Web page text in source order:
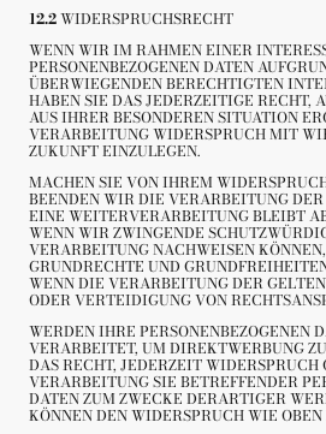
12.2WIDERSPRUCHSRECHT
WENN WIR IM RAHMEN EINER
PERSONENBEZOGENEN DATEN
ÜBERWIEGENDEN BERECHTIGTEN
HABEN SIE DAS JEDERZEITIGE RECHT,
AUS IHRER BESONDEREN SITUATION
VERARBEITUNG WIDERSPRUCH MIT
ZUKUNFT EINZULEGEN.
MACHEN SIE VON IHREM
BEENDEN WIR DIE VERARBEITUNG
EINE WEITERVERARBEITUNG BLEIBT
WENN WIR ZWINGENDE
VERARBEITUNG NACHWEISEN
GRUNDRECHTE UND
WENN DIE VERARBEITUNG DER
ODER VERTEIDIGUNG VON
WERDEN IHRE PERSONENBEZOGENEN
VERARBEITET, UM DIREKTWERBUNG
DAS RECHT, JEDERZEIT WIDERSPRUCH
VERARBEITUNG SIE BETREFFENDER
DATEN ZUM ZWECKE DERARTIGER
KÖNNEN DEN WIDERSPRUCH WIE